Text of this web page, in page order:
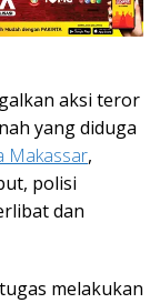
aksi teror
yang diduga
Makassar,
polisi
dan
melakukan